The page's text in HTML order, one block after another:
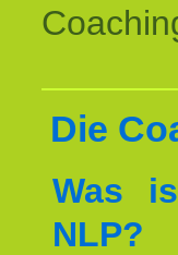
Die
Was
NLP?